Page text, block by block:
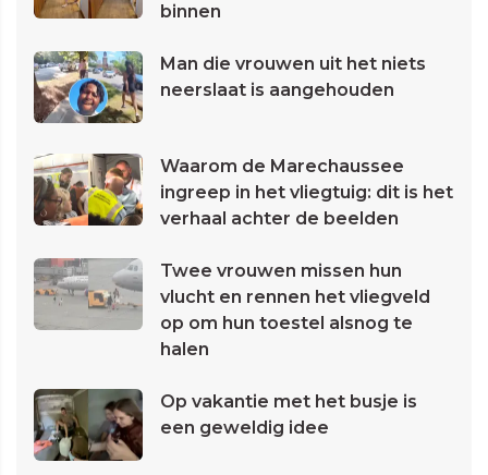
binnen
Man die vrouwen uit het niets
neerslaat is aangehouden
Waarom de Marechaussee
ingreep in het vliegtuig: dit is het
verhaal achter de beelden
Twee vrouwen missen hun
vlucht en rennen het vliegveld
op om hun toestel alsnog te
halen
Op vakantie met het busje is
een geweldig idee